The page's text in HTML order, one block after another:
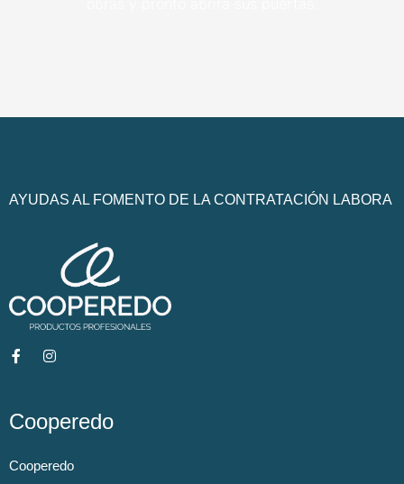
AYUDAS AL FOMENTO DE LA CONTRATACIÓN LABORA
Cooperedo
Cooperedo